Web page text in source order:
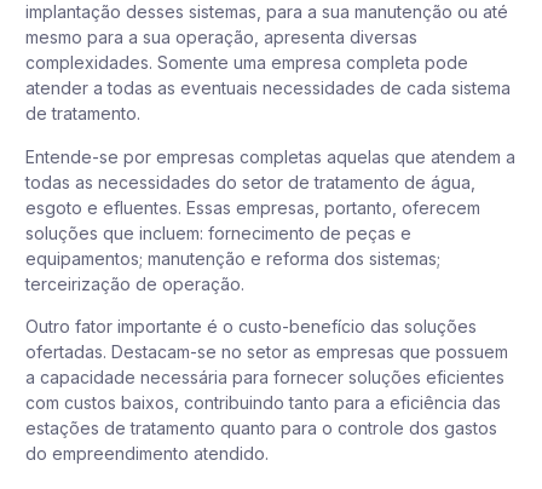
implantação desses sistemas, para a sua manutenção ou até
mesmo para a sua operação, apresenta diversas
complexidades. Somente uma empresa completa pode
atender a todas as eventuais necessidades de cada sistema
de tratamento.
Entende-se por empresas completas aquelas que atendem a
todas as necessidades do setor de tratamento de água,
esgoto e efluentes. Essas empresas, portanto, oferecem
soluções que incluem: fornecimento de peças e
equipamentos; manutenção e reforma dos sistemas;
terceirização de operação.
Outro fator importante é o custo-benefício das soluções
ofertadas. Destacam-se no setor as empresas que possuem
a capacidade necessária para fornecer soluções eficientes
com custos baixos, contribuindo tanto para a eficiência das
estações de tratamento quanto para o controle dos gastos
do empreendimento atendido.